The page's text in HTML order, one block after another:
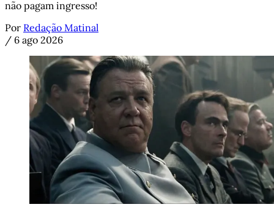
não pagam ingresso!
Por Redação Matinal
/ 6 ago 2026